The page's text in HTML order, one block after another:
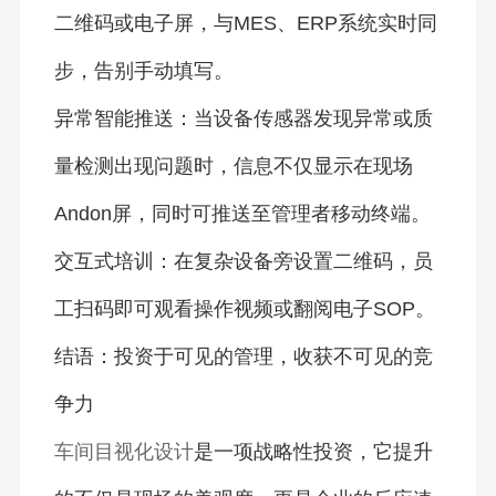
二维码或电子屏，与MES、ERP系统实时同
步，告别手动填写。
异常智能推送：当设备传感器发现异常或质
量检测出现问题时，信息不仅显示在现场
Andon屏，同时可推送至管理者移动终端。
交互式培训：在复杂设备旁设置二维码，员
工扫码即可观看操作视频或翻阅电子SOP。
结语：投资于可见的管理，收获不可见的竞
争力
车间目视化设计是一项战略性投资，它提升